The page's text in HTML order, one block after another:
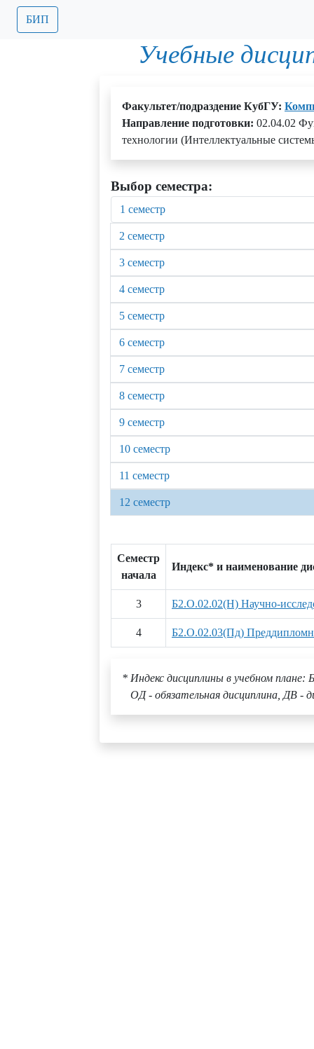
БИП
Учебные
Факультет/подраздение КубГУ:
Направление подготовки: 02.04.02
технологии (Интеллектуальные
Выбор семестра:
1 семестр
2 семестр
3 семестр
4 семестр
5 семестр
6 семестр
7 семестр
8 семестр
9 семестр
10 семестр
11 семестр
12 семестр
Семестр
начала
Индекс* и наименование
3 Б2.О.02.02(Н) Научно-
4 Б2.О.02.03(Пд)
* Индекс дисциплины в учебном плане:
ОД - обязательная дисциплина, ДВ -